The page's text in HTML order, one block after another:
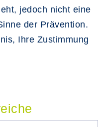
jedoch nicht eine
der Prävention.
Ihre Zustimmung